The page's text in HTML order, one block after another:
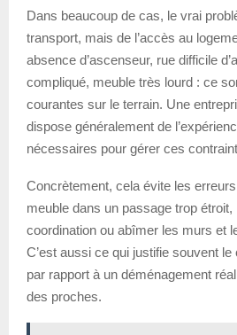
Dans beaucoup de cas, le vrai
transport, mais de l’accès au
absence d’ascenseur, rue difficile
compliqué, meuble très lourd : ce
courantes sur le terrain. Une
dispose généralement de
nécessaires pour gérer ces
Concrètement, cela évite les
meuble dans un passage trop
coordination ou abîmer les murs et
C’est aussi ce qui justifie souvent le
par rapport à un déménagement
des proches.